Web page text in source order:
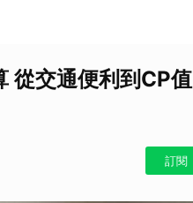
從交通便利到CP值
訂閱